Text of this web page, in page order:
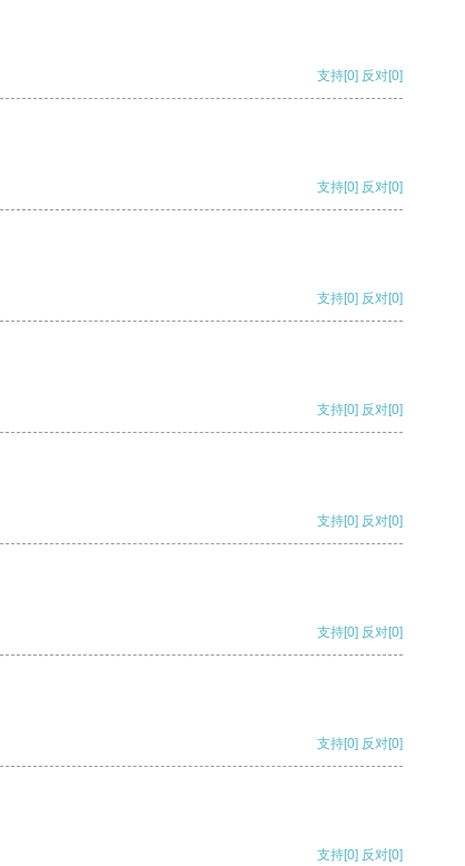
支持[0] 反对[0]
支持[0] 反对[0]
支持[0] 反对[0]
支持[0] 反对[0]
支持[0] 反对[0]
支持[0] 反对[0]
支持[0] 反对[0]
支持[0] 反对[0]